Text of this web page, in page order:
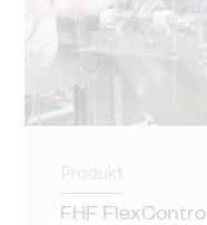
Produkt
FHF FlexControl